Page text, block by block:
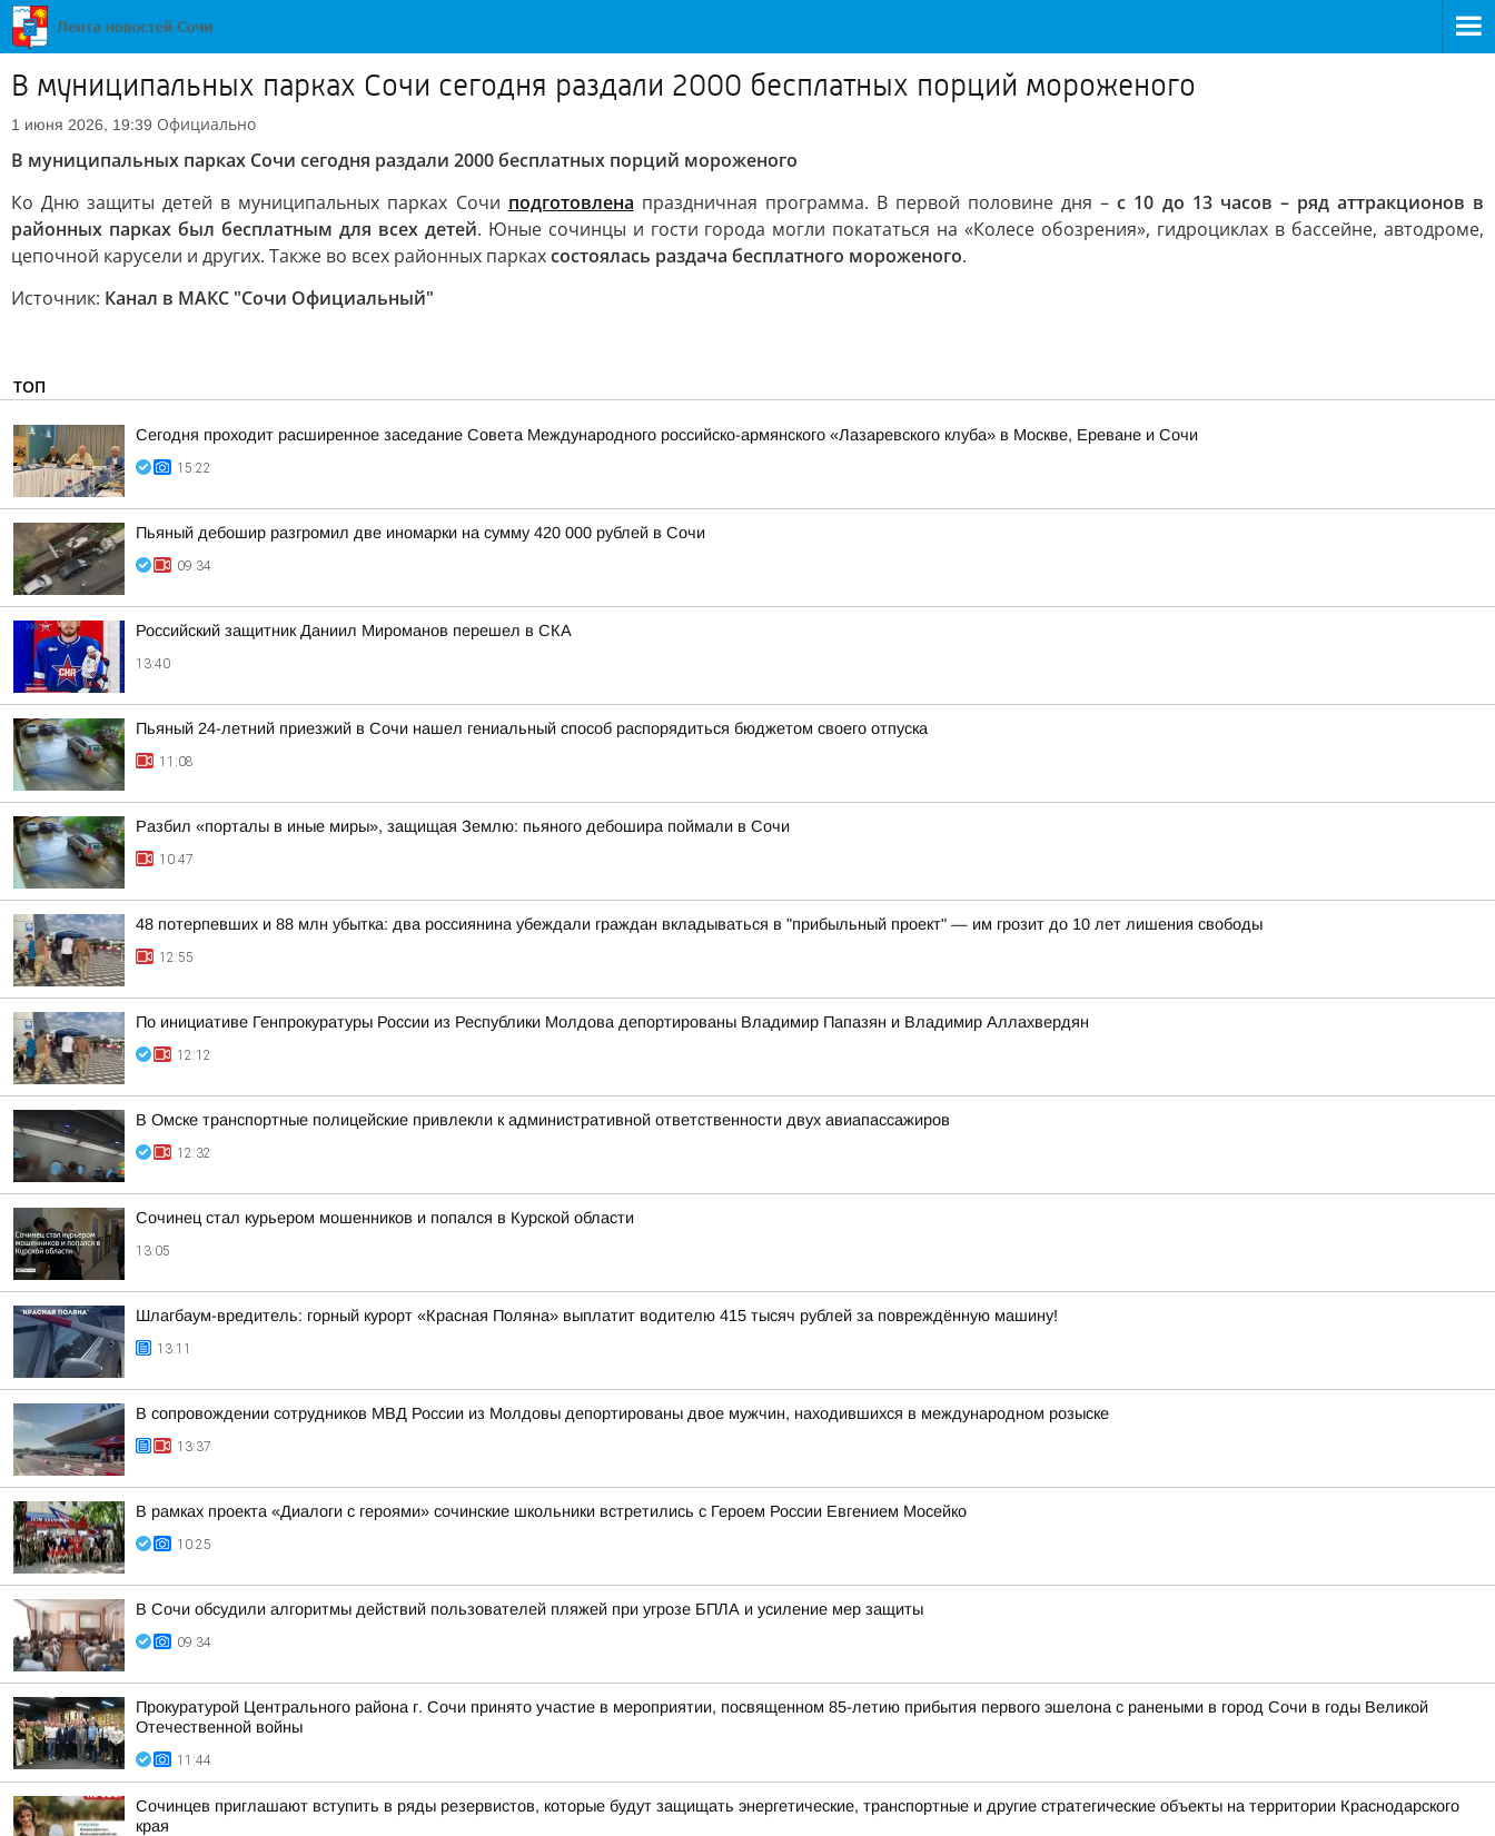
В муниципальных парках Сочи сегодня раздали 2000 бесплатных порций мороженого
1 июня 2026, 19:39 Официально
В муниципальных парках Сочи сегодня раздали 2000 бесплатных порций мороженого
Ко Дню защиты детей в муниципальных парках Сочи подготовлена праздничная программа. В первой половине дня – с 10 до 13 часов – ряд аттракционов в
районных парках был бесплатным для всех детей. Юные сочинцы и гости города могли покататься на «Колесе обозрения», гидроциклах в бассейне, автодроме,
цепочной карусели и других. Также во всех районных паркахсостоялась раздача бесплатного мороженого.
Источник: Канал в МАКС "Сочи Официальный"
ТОП
Сегодня проходит расширенное заседание Совета Международного российско-армянского «Лазаревского клуба» в Москве, Ереване и Сочи
15:22
Пьяный дебошир разгромил две иномарки на сумму 420 000 рублей в Сочи
09:34
Российский защитник Даниил Мироманов перешел в СКА
13:40
Пьяный 24-летний приезжий в Сочи нашел гениальный способ распорядиться бюджетом своего отпуска
11:08
Разбил «порталы в иные миры», защищая Землю: пьяного дебошира поймали в Сочи
10:47
48 потерпевших и 88 млн убытка: два россиянина убеждали граждан вкладываться в "прибыльный проект" — им грозит до 10 лет лишения свободы
12:55
По инициативе Генпрокуратуры России из Республики Молдова депортированы Владимир Папазян и Владимир Аллахвердян
12:12
В Омске транспортные полицейские привлекли к административной ответственности двух авиапассажиров
12:32
Сочинец стал курьером мошенников и попался в Курской области
13:05
Шлагбаум-вредитель: горный курорт «Красная Поляна» выплатит водителю 415 тысяч рублей за повреждённую машину!
13:11
В сопровождении сотрудников МВД России из Молдовы депортированы двое мужчин, находившихся в международном розыске
13:37
В рамках проекта «Диалоги с героями» сочинские школьники встретились с Героем России Евгением Мосейко
10:25
В Сочи обсудили алгоритмы действий пользователей пляжей при угрозе БПЛА и усиление мер защиты
09:34
Прокуратурой Центрального района г. Сочи принято участие в мероприятии, посвященном 85-летию прибытия первого эшелона с ранеными в город Сочи в годы Великой
Отечественной войны
11:44
Сочинцев приглашают вступить в ряды резервистов, которые будут защищать энергетические, транспортные и другие стратегические объекты на территории Краснодарского
края